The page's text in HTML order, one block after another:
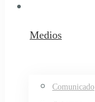
Medios
Comunicado